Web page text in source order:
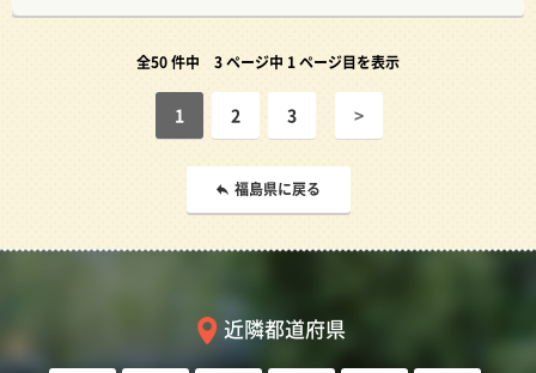
全50 件中 3 ページ中 1 ページ目を表示
1 2 3 >
福島県に戻る
近隣都道府県